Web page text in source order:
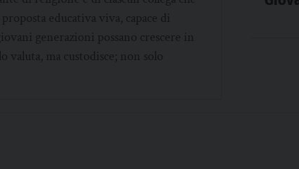
educativa viva, capace di
generazioni possano crescere in
valuta, ma custodisce; non solo